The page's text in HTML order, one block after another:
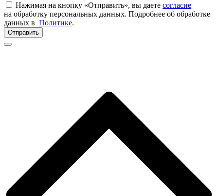
Нажимая на кнопку «Отправить», вы даете согласие
на обработку персональных данных. Подробнее об обработке
данных в Политике.
Отправить